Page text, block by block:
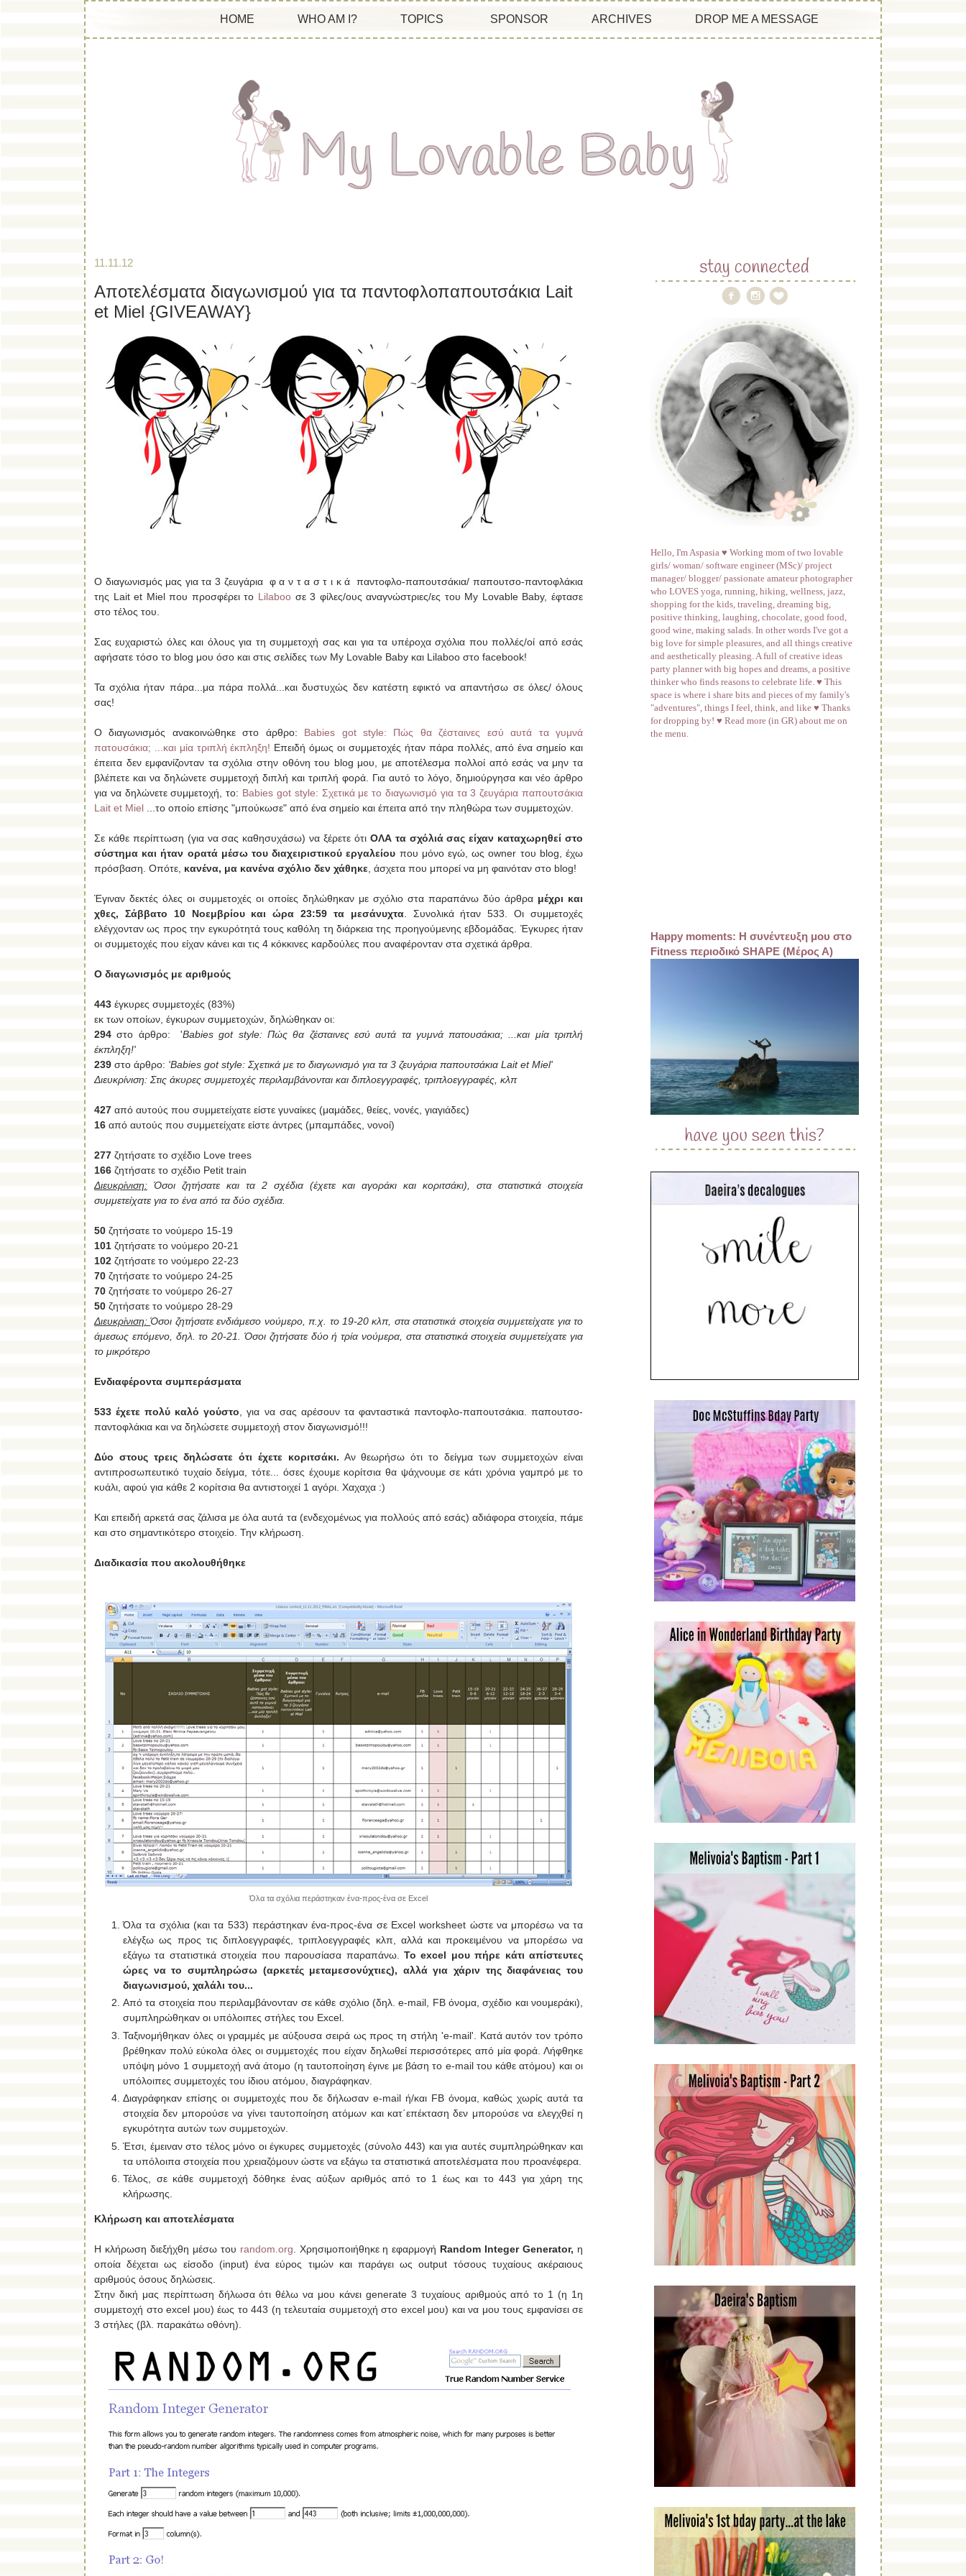
HOME WHO AM I? TOPICS SPONSOR ARCHIVES DROP ME A MESSAGE
11.11.12
Αποτελέσματα διαγωνισμού για τα παντοφλοπαπουτσάκια Lait
et Miel {GIVEAWAY}
Ο διαγωνισμός μας για τα 3 ζευγάρια φ α ν τ α σ τ ι κ ά παντοφλο-παπουτσάκια/ παπουτσο-παντοφλάκια
της Lait et Miel που προσφέρει το Lilaboo σε 3 φίλες/ους αναγνώστριες/ες του My Lovable Baby, έφτασε
στο τέλος του.
Σας ευχαριστώ όλες και όλους για τη συμμετοχή σας και για τα υπέροχα σχόλια που πολλές/οί από εσάς
αφήσατε τόσο το blog μου όσο και στις σελίδες των My Lovable Baby και Lilaboo στο facebook!
Τα σχόλια ήταν πάρα...μα πάρα πολλά...και δυστυχώς δεν κατέστη εφικτό να απαντήσω σε όλες/ όλους
σας!
Ο διαγωνισμός ανακοινώθηκε στο άρθρο: Babies got style: Πώς θα ζέσταινες εσύ αυτά τα γυμνά
πατουσάκια; ...και μία τριπλή έκπληξη! Επειδή όμως οι συμμετοχές ήταν πάρα πολλές, από ένα σημείο και
έπειτα δεν εμφανίζονταν τα σχόλια στην οθόνη του blog μου, με αποτέλεσμα πολλοί από εσάς να μην τα
βλέπετε και να δηλώνετε συμμετοχή διπλή και τριπλή φορά. Για αυτό το λόγο, δημιούργησα και νέο άρθρο
για να δηλώνετε συμμετοχή, το: Babies got style: Σχετικά με το διαγωνισμό για τα 3 ζευγάρια παπουτσάκια
Lait et Miel ...το οποίο επίσης "μπούκωσε" από ένα σημείο και έπειτα από την πληθώρα των συμμετοχών.
Σε κάθε περίπτωση (για να σας καθησυχάσω) να ξέρετε ότι ΟΛΑ τα σχόλιά σας είχαν καταχωρηθεί στο
σύστημα και ήταν ορατά μέσω του διαχειριστικού εργαλείου που μόνο εγώ, ως owner του blog, έχω
πρόσβαση. Οπότε, κανένα, μα κανένα σχόλιο δεν χάθηκε , άσχετα που μπορεί να μη φαινόταν στο blog!
Έγιναν δεκτές όλες οι συμμετοχές οι οποίες δηλώθηκαν με σχόλιο στα παραπάνω δύο άρθρα μέχρι και
χθες, Σάββατο 10 Νοεμβρίου και ώρα 23:59 τα μεσάνυχτα. Συνολικά ήταν 533. Οι συμμετοχές
ελέγχονταν ως προς την εγκυρότητά τους καθόλη τη διάρκεια της προηγούμενης εβδομάδας. Έγκυρες ήταν
οι συμμετοχές που είχαν κάνει και τις 4 κόκκινες καρδούλες που αναφέρονταν στα σχετικά άρθρα.
Ο διαγωνισμός με αριθμούς
443 έγκυρες συμμετοχές (83%)
εκ των οποίων, έγκυρων συμμετοχών, δηλώθηκαν οι:
294στο άρθρο: 'Babies got style: Πώς θα ζέσταινες εσύ αυτά τα γυμνά πατουσάκια; ...και μία τριπλή
έκπληξη!'
239 στο άρθρο: 'Babies got style: Σχετικά με το διαγωνισμό για τα 3 ζευγάρια παπουτσάκια Lait et Miel'
Διευκρίνιση: Στις άκυρες συμμετοχές περιλαμβάνονται και διπλοεγγραφές, τριπλοεγγραφές, κλπ
427 από αυτούς που συμμετείχατε είστε γυναίκες (μαμάδες, θείες, νονές, γιαγιάδες)
16 από αυτούς που συμμετείχατε είστε άντρες (μπαμπάδες, νονοί)
277 ζητήσατε το σχέδιο Love trees
166 ζητήσατε το σχέδιο Petit train
Διευκρίνιση: Όσοι ζητήσατε και τα 2 σχέδια (έχετε και αγοράκι και κοριτσάκι), στα στατιστικά στοιχεία
συμμετείχατε για το ένα από τα δύο σχέδια.
50 ζητήσατε το νούμερο 15-19
101 ζητήσατε το νούμερο 20-21
102 ζητήσατε το νούμερο 22-23
70 ζητήσατε το νούμερο 24-25
70 ζητήσατε το νούμερο 26-27
50 ζητήσατε το νούμερο 28-29
Διευκρίνιση:Όσοι ζητήσατε ενδιάμεσο νούμερο, π.χ. το 19-20 κλπ, στα στατιστικά στοιχεία συμμετείχατε για το
άμεσως επόμενο, δηλ. το 20-21. Όσοι ζητήσατε δύο ή τρία νούμερα, στα στατιστικάστοιχεία συμμετείχατε για
το μικρότερο
Ενδιαφέροντα συμπεράσματα
533 έχετε πολύ καλό γούστο , για να σας αρέσουν τα φανταστικά παντοφλο-παπουτσάκια. παπουτσο-
παντοφλάκια και να δηλώσετε συμμετοχή στον διαγωνισμό!!!
Δύο στους τρεις δηλώσατε ότι έχετε κοριτσάκι. Αν θεωρήσω ότι το δείγμα των συμμετοχών είναι
αντιπροσωπευτικό τυχαίο δείγμα, τότε... όσες έχουμε κορίτσια θα ψάχνουμε σε κάτι χρόνια γαμπρό με το
κυάλι, αφού για κάθε 2 κορίτσια θα αντιστοιχεί 1 αγόρι. Χαχαχα :)
Και επειδή αρκετά σας ζάλισα με όλα αυτά τα (ενδεχομένως για πολλούς από εσάς) αδιάφορα στοιχεία, πάμε
και στο σημαντικότερο στοιχείο. Την κλήρωση.
Διαδικασία που ακολουθήθηκε
Όλα τα σχόλια περάστηκαν ένα-προς-ένα σε Excel
Όλα τα σχόλια (και τα 533) περάστηκαν ένα-προς-ένα σε Excel worksheet ώστε να μπορέσω να τα
ελέγξω ως προς τις διπλοεγγραφές, τριπλοεγγραφές κλπ, αλλά και προκειμένου να μπορέσω να
εξάγω τα στατιστικά στοιχεία που παρουσίασα παραπάνω. Το excel μου πήρε κάτι απίστευτες
ώρες να το συμπληρώσω (αρκετές μεταμεσονύχτιες), αλλά για χάριν της διαφάνειας του
διαγωνισμού, χαλάλι του...
Aπό τα στοιχεία που περιλαμβάνονταν σε κάθε σχόλιο (δηλ. e-mail, FB όνομα, σχέδιο και νουμεράκι),
συμπληρώθηκαν οι υπόλοιπες στήλες του Excel.
Ταξινομήθηκαν όλες οι γραμμές με αύξουσα σειρά ως προς τη στήλη 'e-mail'. Κατά αυτόν τον τρόπο
βρέθηκαν πολύ εύκολα όλες οι συμμετοχές που είχαν δηλωθεί περισσότερες από μία φορά. Λήφθηκε
υπόψη μόνο 1 συμμετοχή ανά άτομο (η ταυτοποίηση έγινε με βάση το e-mail του κάθε ατόμου) και οι
υπόλοιπες συμμετοχές του ίδιου ατόμου, διαγράφηκαν.
Διαγράφηκαν επίσης οι συμμετοχές που δε δήλωσαν e-mail ή/και FB όνομα, καθώς χωρίς αυτά τα
στοιχεία δεν μπορούσε να γίνει ταυτοποίηση ατόμων και κατ΄επέκταση δεν μπορούσε να ελεγχθεί η
εγκυρότητα αυτών των συμμετοχών.
Έτσι, έμειναν στο τέλος μόνο οι έγκυρες συμμετοχές (σύνολο 443) και για αυτές συμπληρώθηκαν και
τα υπόλοιπα στοιχεία που χρειαζόμουν ώστε να εξάγω τα στατιστικά αποτελέσματα που προανέφερα.
Τέλος, σε κάθε συμμετοχή δόθηκε ένας αύξων αριθμός από το 1 έως και το 443 για χάρη της
κλήρωσης.
Κλήρωση και αποτελέσματα
Η κλήρωση διεξήχθη μέσω του random.org . Χρησιμοποιήθηκε η εφαρμογή Random Integer Generator, η
οποία δέχεται ως είσοδο (input) ένα εύρος τιμών και παράγει ως output τόσους τυχαίους ακέραιους
αριθμούς όσους δηλώσεις.
Στην δική μας περίπτωση δήλωσα ότι θέλω να μου κάνει generate 3 τυχαίους αριθμούς από το 1 (η 1η
συμμετοχή στο excel μου) έως το 443 (η τελευταία συμμετοχή στο excel μου) και να μου τους εμφανίσει σε
3 στήλες (βλ. παρακάτω οθόνη).
Hello, I'm Aspasia ♥ Working mom of two lovable
girls/ woman/ software engineer (MSc)/ project
manager/ blogger/ passionate amateur photographer
who LOVES yoga, running, hiking, wellness, jazz,
shopping for the kids, traveling, dreaming big,
positive thinking, laughing, chocolate, good food,
good wine, making salads. In other words I've got a
big love for simple pleasures, and all things creative
and aesthetically pleasing. A full of creative ideas
party planner with big hopes and dreams, a positive
thinker who finds reasons to celebrate life. ♥ This
space is where i share bits and pieces of my family's
"adventures", things I feel, think, and like ♥ Thanks
for dropping by! ♥ Read more (in GR) about me on
the menu.
Happy moments: Η συνέντευξη μου στο
Fitness περιοδικό SHAPE (Μέρος Α)